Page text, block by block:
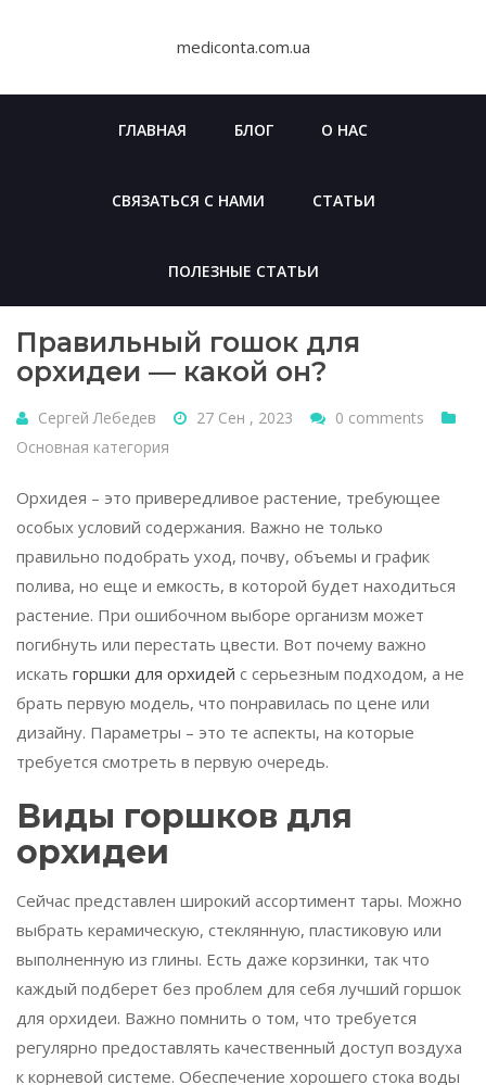
mediconta.com.ua
ГЛАВНАЯ БЛОГ О НАС
СВЯЗАТЬСЯ С НАМИ СТАТЬИ
ПОЛЕЗНЫЕ СТАТЬИ
Правильный гошок для
орхидеи — какой он?
Сергей Лебедев 27 Сен , 2023
0 comments
Основная категория
Орхидея – это привередливое растение, требующее
особых условий содержания. Важно не только
правильно подобрать уход, почву, объемы и график
полива, но еще и емкость, в которой будет находиться
растение. При ошибочном выборе организм может
погибнуть или перестать цвести. Вот почему важно
искать горшки для орхидей с серьезным подходом, а не
брать первую модель, что понравилась по цене или
дизайну. Параметры – это те аспекты, на которые
требуется смотреть в первую очередь.
Виды горшков для
орхидеи
Сейчас представлен широкий ассортимент тары. Можно
выбрать керамическую, стеклянную, пластиковую или
выполненную из глины. Есть даже корзинки, так что
каждый подберет без проблем для себя лучший горшок
для орхидеи. Важно помнить о том, что требуется
регулярно предоставлять качественный доступ воздуха
к корневой системе. Обеспечение хорошего стока воды